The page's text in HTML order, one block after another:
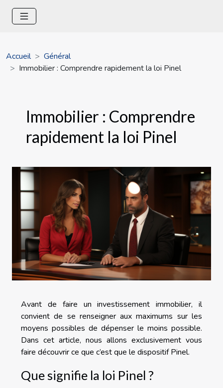
Accueil
Général
Immobilier : Comprendre rapidement la loi Pinel
Immobilier : Comprendre
rapidement la loi Pinel
Avant de faire un investissement immobilier, il
convient de se renseigner aux maximums sur les
moyens possibles de dépenser le moins possible.
Dans cet article, nous allons exclusivement vous
faire découvrir ce que c’est que le dispositif Pinel.
Que signifie la loi Pinel ?